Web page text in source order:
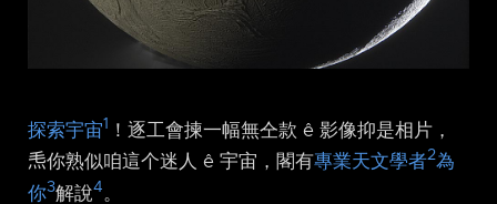
探索宇宙1
！逐工會揀一幅無仝款 ê 影像抑是相片，
𤆬你熟似咱這个迷人 ê 宇宙，閣有專業天文學者2為
你3解說4 。